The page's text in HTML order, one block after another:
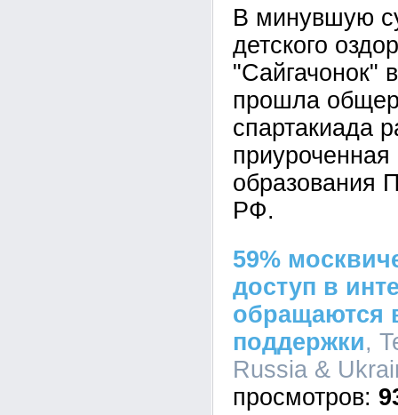
В минувшую
детского
"Сайгачонок"
прошла
спартакиада
образования
РФ.
59%
доступ в
обращаются
поддержки,
Russia &